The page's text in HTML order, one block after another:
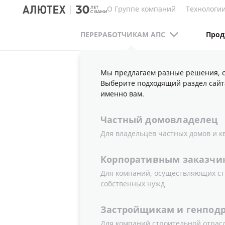
О Группе компаний
ПЕРЕРАБОТЧИКАМ АПС
Мы предлагаем разные решения,
Выберите подходящий раздел
именно вам.
Частный домовладелец
Для владельцев частных домов и
Корпоративным
Для компаний, осуществляющих
собственных нужд
Застройщикам и
ПЕРЕРАБОТЧИКАМ АПС ИНТЕРЬЕРНЫЕ